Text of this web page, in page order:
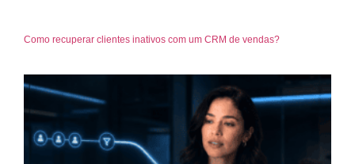
Como recuperar clientes inativos com um CRM de vendas?